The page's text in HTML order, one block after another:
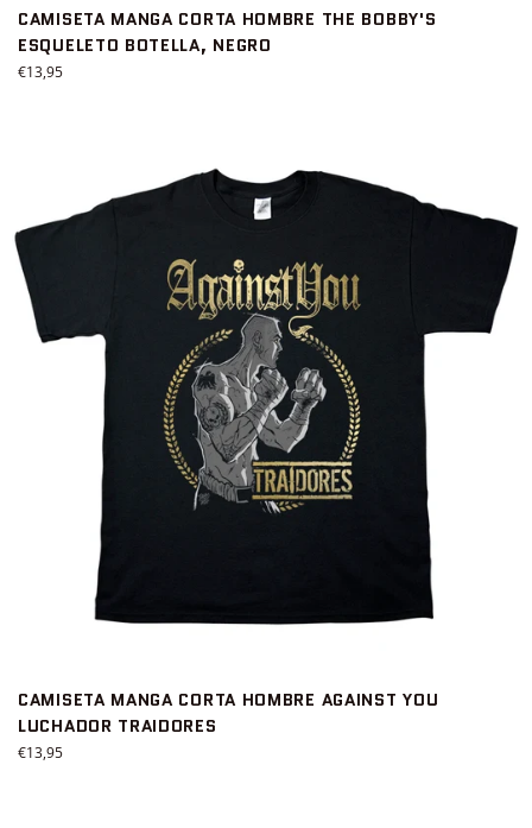
CAMISETA MANGA CORTA HOMBRE THE BOBBY'S
ESQUELETO BOTELLA, NEGRO
Precio
€13,95
CAMISETA MANGA CORTA HOMBRE AGAINST YOU
LUCHADOR TRAIDORES
Precio
€13,95